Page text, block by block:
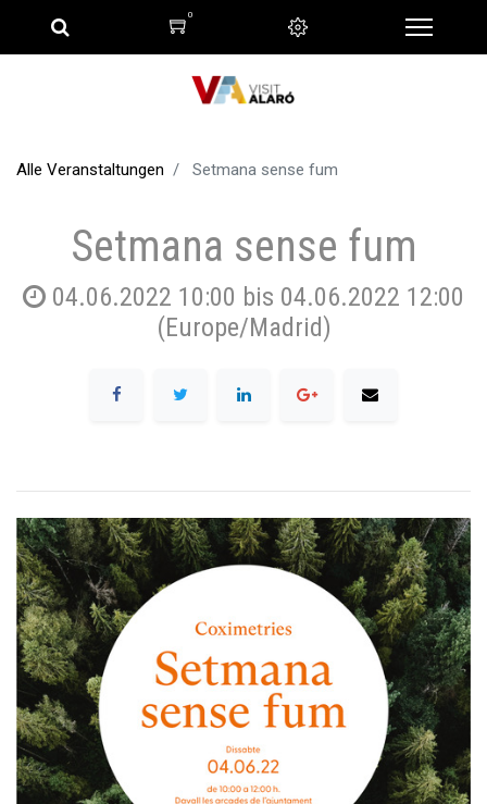
0
Alle Veranstaltungen Setmana sense fum
Setmana sense fum
04.06.2022 10:00 bis 04.06.2022 12:00
(Europe/Madrid)